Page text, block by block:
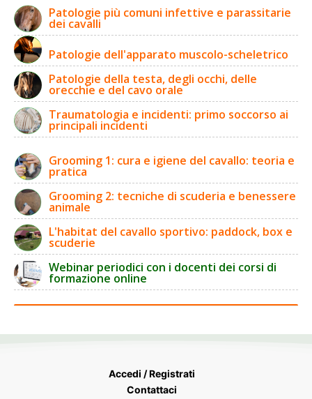
Patologie più comuni infettive e parassitarie
dei cavalli
Patologie dell'apparato muscolo-scheletrico
Patologie della testa, degli occhi, delle
orecchie e del cavo orale
Traumatologia e incidenti: primo soccorso ai
principali incidenti
Grooming 1: cura e igiene del cavallo: teoria e
pratica
Grooming 2: tecniche di scuderia e benessere
animale
L'habitat del cavallo sportivo: paddock, box e
scuderie
Webinar periodici con i docenti dei corsi di
formazione online
Accedi / Registrati
Contattaci